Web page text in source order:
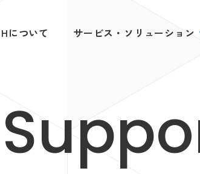
について サービス・ソリューション